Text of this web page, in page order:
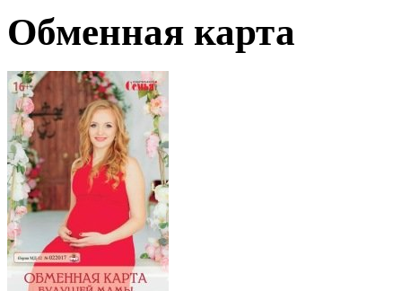
Обменная карта